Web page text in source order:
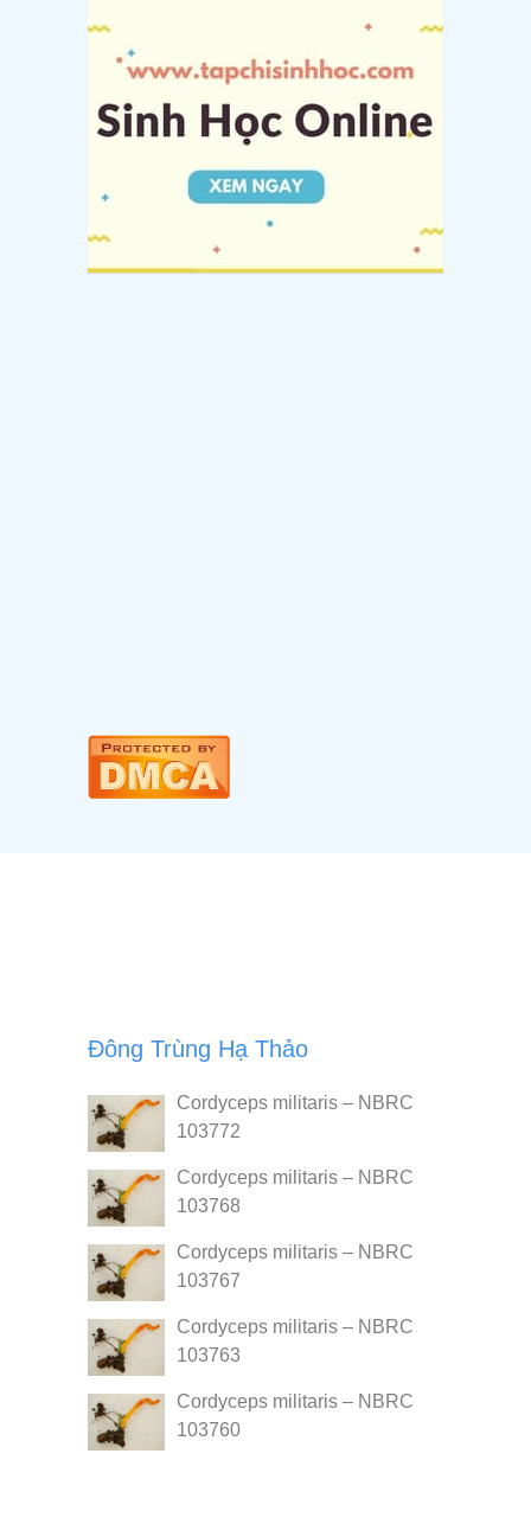
Đông Trùng Hạ Thảo
Cordyceps militaris – NBRC
103772
Cordyceps militaris – NBRC
103768
Cordyceps militaris – NBRC
103767
Cordyceps militaris – NBRC
103763
Cordyceps militaris – NBRC
103760